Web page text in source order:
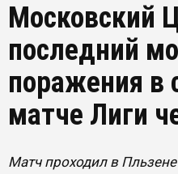
Московский
последний
поражения в
матче Лиги
Матч проходил в